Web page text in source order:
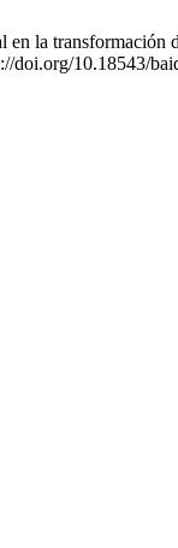
en la transformación
doi.org/10.18543/